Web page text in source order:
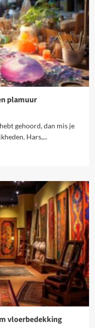
plamuur
gehoord, dan mis je
Hars,...
vloerbedekking